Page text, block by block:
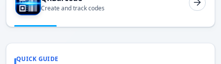
Create and track codes
QUICK GUIDE